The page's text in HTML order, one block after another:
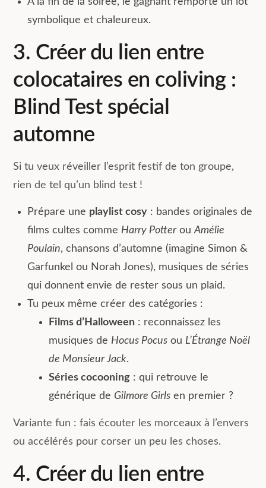
symbolique et chaleureux.
3. Créer du lien entre
colocataires en coliving :
Blind Test spécial
automne
Si tu veux réveiller l’esprit festif de ton groupe,
rien de tel qu’un blind test !
Prépare une playlist cosy : bandes originales de
films cultes comme Harry PotterouAmélie
Poulain, chansons d’automne (imagine Simon &
Garfunkel ou Norah Jones), musiques de séries
qui donnent envie de rester sous un plaid.
Tu peux même créer des catégories :
Films d’Halloween : reconnaissez les
musiques de Hocus Pocus ou L’Étrange Noël
de Monsieur Jack.
Séries cocooning : qui retrouve le
générique de Gilmore Girls en premier ?
Variante fun : fais écouter les morceaux à l’envers
ou accélérés pour corser un peu les choses.
4. Créer du lien entre